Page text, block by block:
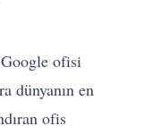
ofisi
dünyanın en
ofis